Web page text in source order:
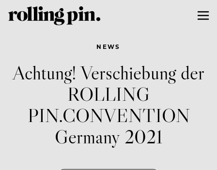
NEWS
Achtung! Verschiebung der
ROLLING
PIN.CONVENTION
Germany 2021